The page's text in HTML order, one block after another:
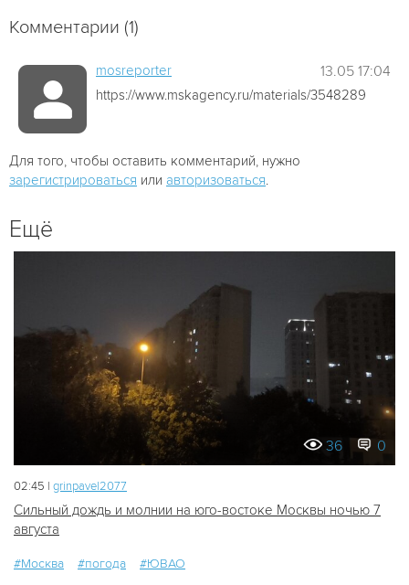
Комментарии (1)
mosreporter 13.05 17:04
https://www.mskagency.ru/materials/3548289
Для того, чтобы оставить комментарий, нужно
зарегистрироваться или авторизоваться
Ещё
36 0
02:45 | grinpavel2077
Сильный дождь и молнии на юго-востоке Москвы ночью 7
августа
#Москва #погода #ЮВАО